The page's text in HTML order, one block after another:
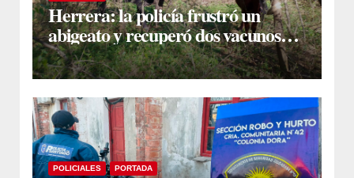
Herrera: la policía frustró un
abigeato y recuperó dos vacunos
ocultos en una zona montuosa
POLICIALES PORTADA